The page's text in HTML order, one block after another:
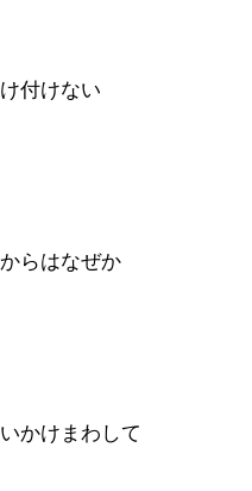
付けない
らはなぜか
かけまわして